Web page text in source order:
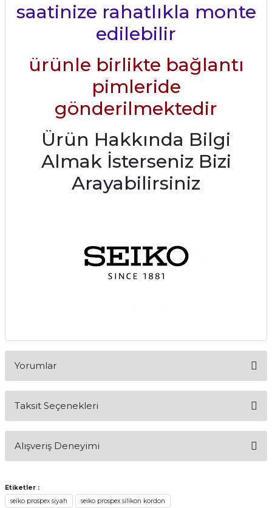
saatinize rahatlıkla monte
edilebilir
ürünle birlikte bağlantı
pimleride
gönderilmektedir
Ürün Hakkında Bilgi
Almak İsterseniz Bizi
Arayabilirsiniz
Yorumlar
Taksit Seçenekleri
Alışveriş Deneyimi
whatsaptan hemde site üstünden çok
yardımcı oldular hızlı ve keyifli bi
alışveriş oldu özellikle bekledigimden
Etiketler :
seiko prospex siyah
seiko prospex silikon kordon